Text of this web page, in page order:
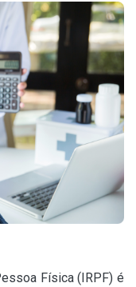
Física (IRPF) é